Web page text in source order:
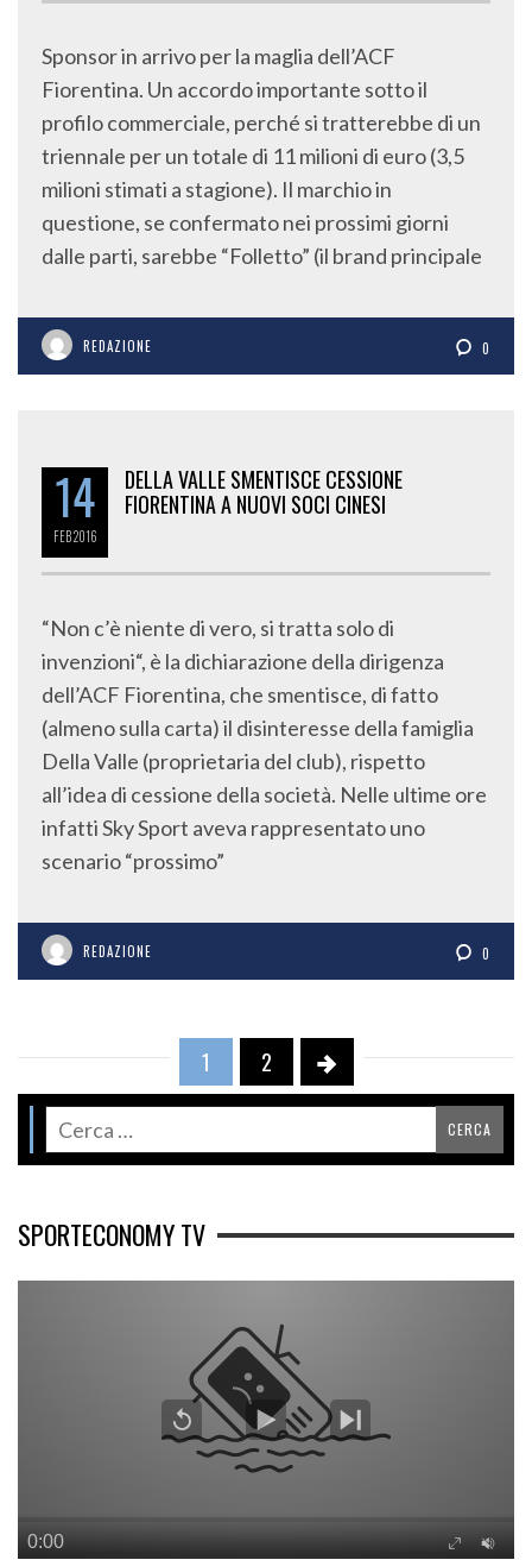
Sponsor in arrivo per la maglia dell’ACF
Fiorentina. Un accordo importante sotto il
profilo commerciale, perché si tratterebbe di un
triennale per un totale di 11 milioni di euro (3,5
milioni stimati a stagione). Il marchio in
questione, se confermato nei prossimi giorni
dalle parti, sarebbe “Folletto” (il brand principale
REDAZIONE 0
14
FEB2016
DELLA VALLE SMENTISCE CESSIONE
FIORENTINA A NUOVI SOCI CINESI
“Non c’è niente di vero, si tratta solo di
invenzioni“, è la dichiarazione della dirigenza
dell’ACF Fiorentina, che smentisce, di fatto
(almeno sulla carta) il disinteresse della famiglia
Della Valle (proprietaria del club), rispetto
all’idea di cessione della società. Nelle ultime ore
infatti Sky Sport aveva rappresentato uno
scenario “prossimo”
REDAZIONE 0
1 2
SPORTECONOMY TV